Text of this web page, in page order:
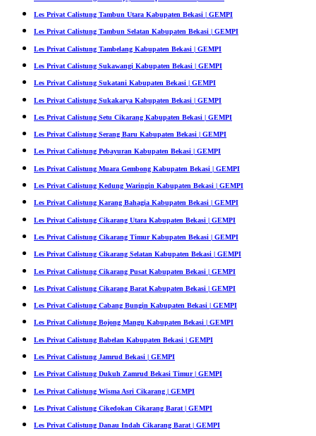
Les Privat Calistung Tambun Utara Kabupaten Bekasi | GEMPI
Les Privat Calistung Tambun Selatan Kabupaten Bekasi | GEMPI
Les Privat Calistung Tambelang Kabupaten Bekasi | GEMPI
Les Privat Calistung Sukawangi Kabupaten Bekasi | GEMPI
Les Privat Calistung Sukatani Kabupaten Bekasi | GEMPI
Les Privat Calistung Sukakarya Kabupaten Bekasi | GEMPI
Les Privat Calistung Setu Cikarang Kabupaten Bekasi | GEMPI
Les Privat Calistung Serang Baru Kabupaten Bekasi | GEMPI
Les Privat Calistung Pebayuran Kabupaten Bekasi | GEMPI
Les Privat Calistung Muara Gembong Kabupaten Bekasi | GEMPI
Les Privat Calistung Kedung Waringin Kabupaten Bekasi | GEMPI
Les Privat Calistung Karang Bahagia Kabupaten Bekasi | GEMPI
Les Privat Calistung Cikarang Utara Kabupaten Bekasi | GEMPI
Les Privat Calistung Cikarang Timur Kabupaten Bekasi | GEMPI
Les Privat Calistung Cikarang Selatan Kabupaten Bekasi | GEMPI
Les Privat Calistung Cikarang Pusat Kabupaten Bekasi | GEMPI
Les Privat Calistung Cikarang Barat Kabupaten Bekasi | GEMPI
Les Privat Calistung Cabang Bungin Kabupaten Bekasi | GEMPI
Les Privat Calistung Bojong Mangu Kabupaten Bekasi | GEMPI
Les Privat Calistung Babelan Kabupaten Bekasi | GEMPI
Les Privat Calistung Jamrud Bekasi | GEMPI
Les Privat Calistung Dukuh Zamrud Bekasi Timur | GEMPI
Les Privat Calistung Wisma Asri Cikarang | GEMPI
Les Privat Calistung Cikedokan Cikarang Barat | GEMPI
Les Privat Calistung Danau Indah Cikarang Barat | GEMPI